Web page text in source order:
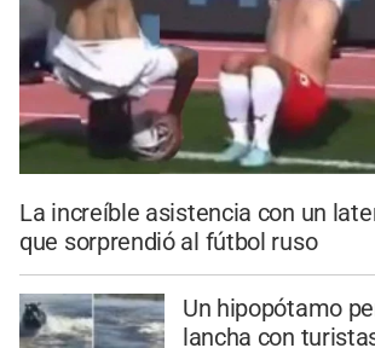
La increíble asistencia con un
que sorprendió al fútbol ruso
Un hipopótamo
lancha con